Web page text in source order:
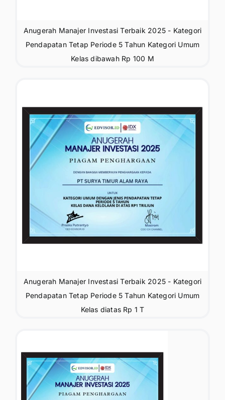
Anugerah Manajer Investasi Terbaik 2025 - Kategori
Pendapatan Tetap Periode 5 Tahun Kategori Umum
Kelas dibawah Rp 100 M
Anugerah Manajer Investasi Terbaik 2025 - Kategori
Pendapatan Tetap Periode 5 Tahun Kategori Umum
Kelas diatas Rp 1 T